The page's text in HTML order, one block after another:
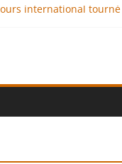
international
financière
moteur de